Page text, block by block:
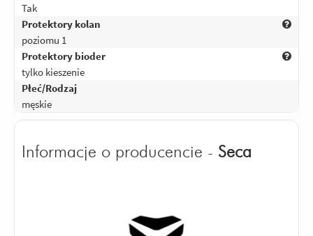
Tak
Protektory kolan
poziomu 1
Protektory bioder
tylko kieszenie
Płeć/Rodzaj
męskie
Informacje o producencie - Seca